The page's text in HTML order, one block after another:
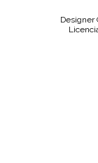
Designer